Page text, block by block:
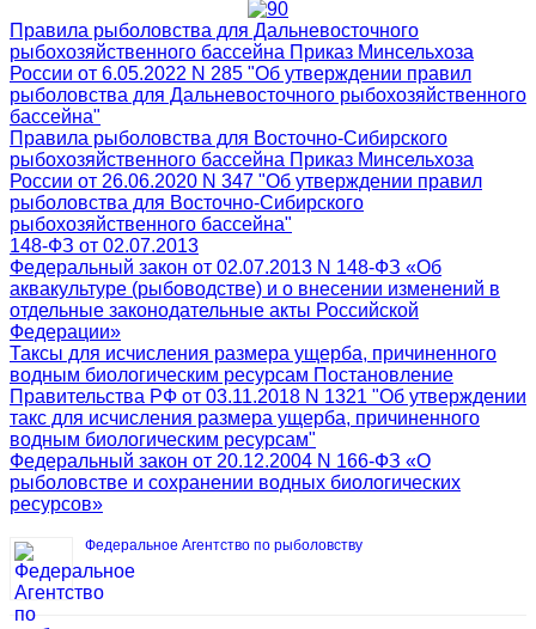
Правила рыболовства для Дальневосточного
рыбохозяйственного бассейна Приказ Минсельхоза
России от 6.05.2022 N 285 "Об утверждении правил
рыболовства для Дальневосточного рыбохозяйственного
бассейна"
Правила рыболовства для Восточно-Сибирского
рыбохозяйственного бассейна Приказ Минсельхоза
России от 26.06.2020 N 347 "Об утверждении правил
рыболовства для Восточно-Сибирского
рыбохозяйственного бассейна"
148-ФЗ от 02.07.2013
Федеральный закон от 02.07.2013 N 148-ФЗ «Об
аквакультуре (рыбоводстве) и о внесении изменений в
отдельные законодательные акты Российской
Федерации»
Таксы для исчисления размера ущерба, причиненного
водным биологическим ресурсам Постановление
Правительства РФ от 03.11.2018 N 1321 "Об утверждении
такс для исчисления размера ущерба, причиненного
водным биологическим ресурсам"
Федеральный закон от 20.12.2004 N 166-ФЗ «О
рыболовстве и сохранении водных биологических
ресурсов»
Федеральное Агентство по рыболовству